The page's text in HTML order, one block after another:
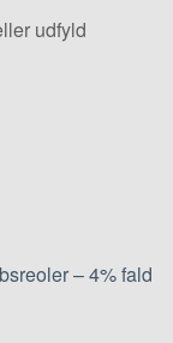
udfyld
– 4% fald